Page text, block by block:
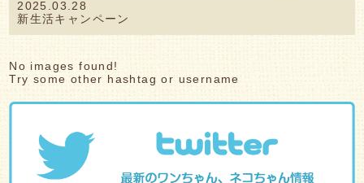
2025.03.28
新生活キャンペーン
No images found!
Try some other hashtag or username